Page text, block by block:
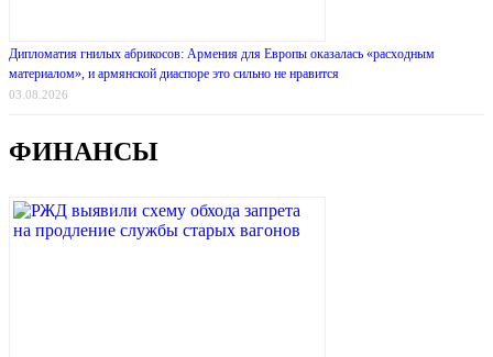
Дипломатия гнилых абрикосов: Армения для Европы оказалась «расходным
материалом», и армянской диаспоре это сильно не нравится
03.08.2026
ФИНАНСЫ